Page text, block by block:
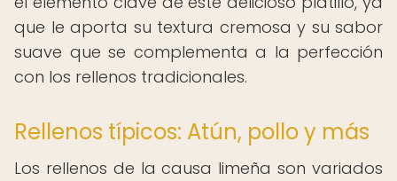
que le aporta su textura cremosa y su sabor
suave que se complementa a la perfección
con los rellenos tradicionales.
Rellenos típicos: Atún, pollo y más
Los rellenos de la causa limeña son variados